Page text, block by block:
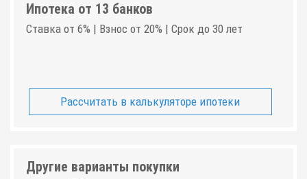
Ипотека от 13 банков
Ставка от 6% | Взнос от 20% | Срок до 30 лет
Рассчитать в калькуляторе ипотеки
Другие варианты покупки